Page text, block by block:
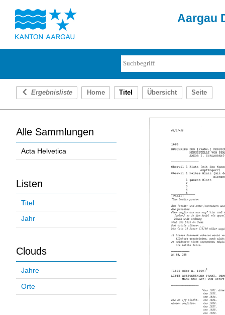
Aargau
Ergebnisliste Home Titel Übersicht Seite
Alle Sammlungen
Acta Helvetica
Listen
Titel
Jahr
Clouds
Jahre
Orte